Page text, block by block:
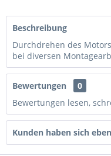
Beschreibung
Durchdrehen des
bei diversen
Bewertungen
0
Bewertungen lesen,
Kunden haben sich